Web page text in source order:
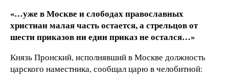
«…уже в Москве и слободах православных
христиан малая часть остается, а стрельцов от
шести приказов ни един приказ не остался…»
Князь Пронский, исполнявший в Москве должность
царского наместника, сообщал царю в челобитной: